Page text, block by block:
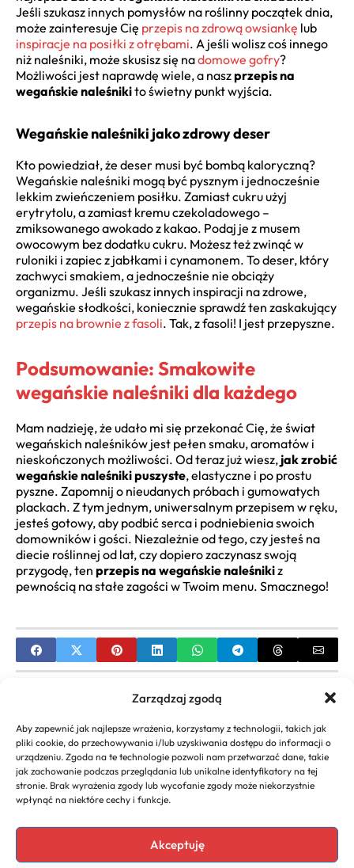
Zarządzaj zgodą
Aby zapewnić jak najlepsze wrażenia, korzystamy z technologii, takich jak
pliki cookie, do przechowywania i/lub uzyskiwania dostępu do informacji o
urządzeniu. Zgoda na te technologie pozwoli nam przetwarzać dane, takie
jak zachowanie podczas przeglądania lub unikalne identyfikatory na tej
stronie. Brak wyrażenia zgody lub wycofanie zgody może niekorzystnie
wpłynąć na niektóre cechy i funkcje.
Akceptuję
Jeśli szukasz innych pomysłów na roślinny początek dnia,
może zainteresuje Cię przepis na zdrową owsiankę lub
inspiracje na posiłki z otrębami. A jeśli wolisz coś innego
niż naleśniki, może skusisz się nadomowe gofry?
Możliwości jest naprawdę wiele, a naszprzepis na
wegańskie naleśnikito świetny punkt wyjścia.
Wegańskie naleśniki jako zdrowy deser
Kto powiedział, że deser musi być bombą kaloryczną?
Wegańskie naleśniki mogą być pysznym i jednocześnie
lekkim zwieńczeniem posiłku. Zamiast cukru użyj
erytrytolu, a zamiast kremu czekoladowego –
zmiksowanego awokado z kakao. Podaj je z musem
owocowym bez dodatku cukru. Możesz też zwinąć w
ruloniki i zapiec z jabłkami i cynamonem. To deser, który
zachwyci smakiem, a jednocześnie nie obciąży
organizmu. Jeśli szukasz innych inspiracji na zdrowe,
wegańskie słodkości, koniecznie sprawdź ten zaskakujący
przepis na brownie z fasoli. Tak, z fasoli! I jest przepyszne.
Podsumowanie: Smakowite
wegańskie naleśniki dla każdego
Mam nadzieję, że udało mi się przekonać Cię, że świat
wegańskich naleśników jest pełen smaku, aromatów i
nieskończonych możliwości. Od teraz już wiesz, jak zrobić
wegańskie naleśniki puszyste, elastyczne i po prostu
pyszne. Zapomnij o nieudanych próbach i gumowatych
plackach. Z tym jednym, uniwersalnym przepisem w ręku,
jesteś gotowy, aby podbić serca i podniebienia swoich
domowników i gości. Niezależnie od tego, czy jesteś na
diecie roślinnej od lat, czy dopiero zaczynasz swoją
przygodę, ten przepis na wegańskie naleśnikiz
pewnością na stałe zagości w Twoim menu. Smacznego!
Przepis na tradycyjne danie świąteczne który
musisz znać
NEXT
Przepis na polędwiczki wieprzowe w sosie –
Sekrety idealnego dania